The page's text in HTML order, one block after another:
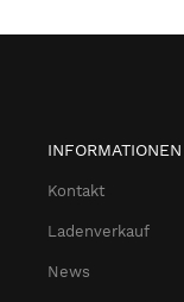
INFORMATIONEN
Kontakt
Ladenverkauf
News